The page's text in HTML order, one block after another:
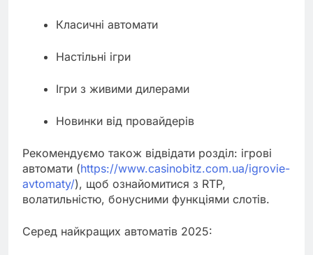
Класичні автомати
Настільні ігри
Ігри з живими дилерами
Новинки від провайдерів
Рекомендуємо також відвідати розділ: ігрові
автомати (https://www.casinobitz.com.ua/igrovie-
avtomaty/), щоб ознайомитися з RTP,
волатильністю, бонусними функціями слотів.
Серед найкращих автоматів 2025: